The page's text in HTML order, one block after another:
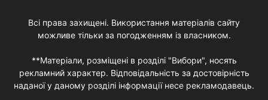
Всі права захищені. Використання матеріалів сайту
можливе тільки за погодженням із власником.
**Матеріали, розміщені в розділі "Вибори", носять
рекламний характер. Відповідальність за достовірність
наданої у даному розділі інформації несе рекламодавець.